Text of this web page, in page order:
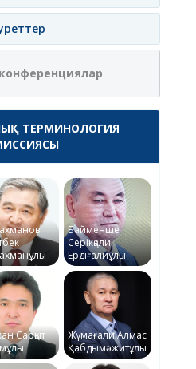
ТЕРМИНОЛОГИЯ
Байменше
Серікқали
Ердіғалиұлы
Сарқыт
Жұмағали Алмас
Қабдымәжитұлы